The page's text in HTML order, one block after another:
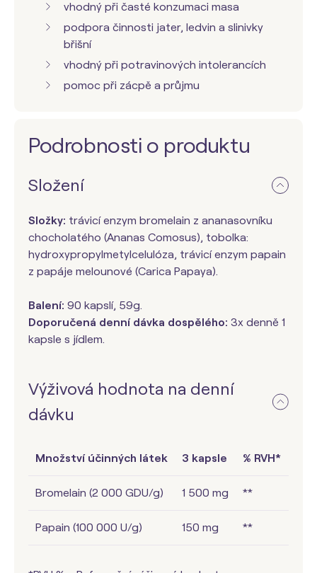
vhodný při časté konzumaci masa
podpora činnosti jater, ledvin a slinivky
břišní
vhodný při potravinových intolerancích
pomoc při zácpě a průjmu
Podrobnosti o produktu
Složení
Složky: trávicí enzym bromelain z ananasovníku
chocholatého (Ananas Comosus), tobolka:
hydroxypropylmetylcelulóza, trávicí enzym papain
z papáje melounové (Carica Papaya).
Balení: 90 kapslí, 59g.
Doporučená denní dávka dospělého: 3x denně 1
kapsle s jídlem.
Výživová hodnota na denní
dávku
Množství účinných látek 3 kapsle % RVH*
Bromelain (2 000 GDU/g) 1 500 mg **
Papain (100 000 U/g) 150 mg **